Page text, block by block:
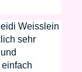
Weisslein
sehr